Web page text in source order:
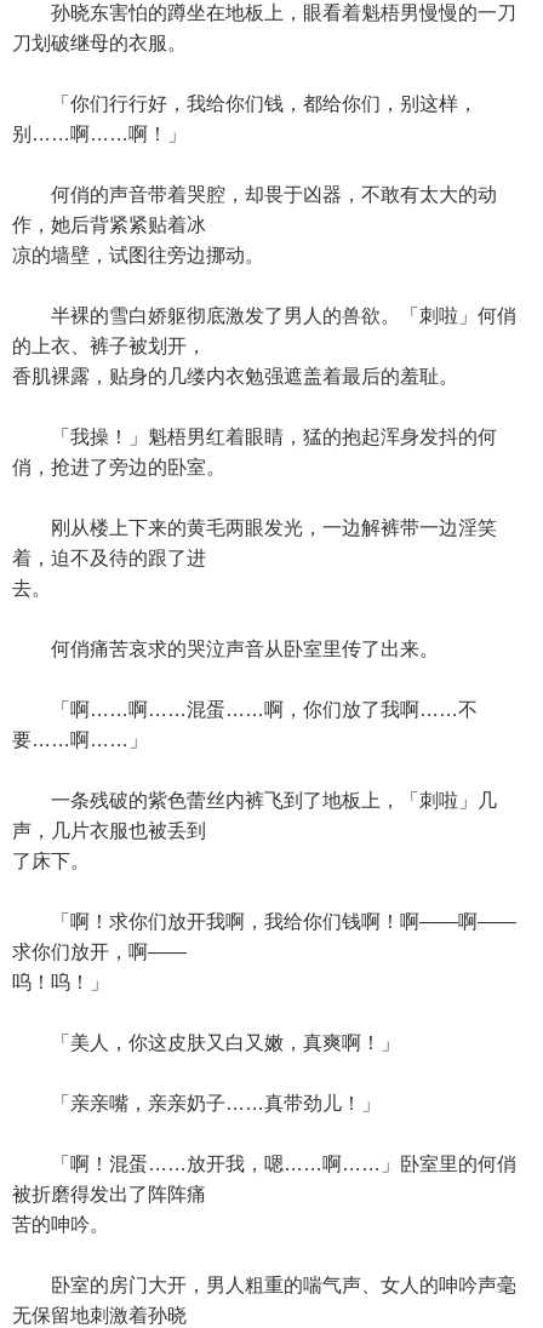
孙晓东害怕的蹲坐在地板上，眼看着魁梧男慢慢的一刀
刀划破继母的衣服。
「你们行行好，我给你们钱，都给你们，别这样，
别……啊……啊！」
何俏的声音带着哭腔，却畏于凶器，不敢有太大的动
作，她后背紧紧贴着冰
凉的墙壁，试图往旁边挪动。
半裸的雪白娇躯彻底激发了男人的兽欲。「刺啦」何俏
的上衣、裤子被划开，
香肌裸露，贴身的几缕内衣勉强遮盖着最后的羞耻。
「我操！」魁梧男红着眼睛，猛的抱起浑身发抖的何
俏，抢进了旁边的卧室。
刚从楼上下来的黄毛两眼发光，一边解裤带一边淫笑
着，迫不及待的跟了进
去。
何俏痛苦哀求的哭泣声音从卧室里传了出来。
「啊……啊……混蛋……啊，你们放了我啊……不
要……啊……」
一条残破的紫色蕾丝内裤飞到了地板上，「刺啦」几
声，几片衣服也被丢到
了床下。
「啊！求你们放开我啊，我给你们钱啊！啊——啊——
求你们放开，啊——
呜！呜！」
「美人，你这皮肤又白又嫩，真爽啊！」
「亲亲嘴，亲亲奶子……真带劲儿！」
「啊！混蛋……放开我，嗯……啊……」卧室里的何俏
被折磨得发出了阵阵痛
苦的呻吟。
卧室的房门大开，男人粗重的喘气声、女人的呻吟声毫
无保留地刺激着孙晓